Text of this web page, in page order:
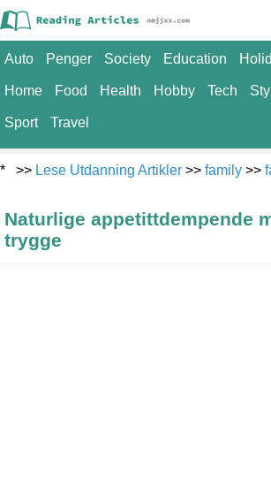
Auto Penger Society Education
Home Food Health Hobby Tech
Sport Travel
* >> Lese Utdanning Artikler >> family >>
Naturlige appetittdempende
trygge